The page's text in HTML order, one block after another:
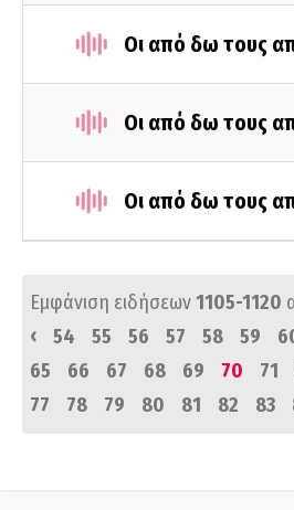
Οι από δω τους
Οι από δω τους
Οι από δω τους
Εμφάνιση ειδήσεων1105-1120
‹
54 55 56 57 58 59
65
66 67 68 69 70 71
77
78 79 80 81 82 83